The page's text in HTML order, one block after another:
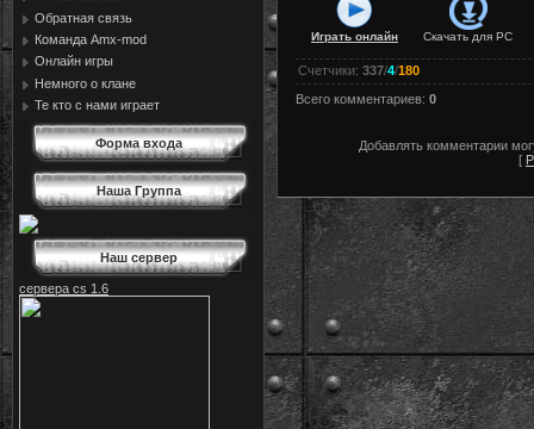
Обратная связь
Команда Amx-mod
Онлайн игры
Немного о клане
Те кто с нами играет
Форма входа
Наша Группа
Наш сервер
сервера cs 1.6
Играть онлайн Скачать для PC
Счетчики: 337/4/180
Всего комментариев: 0
Добавлять комментарии
[